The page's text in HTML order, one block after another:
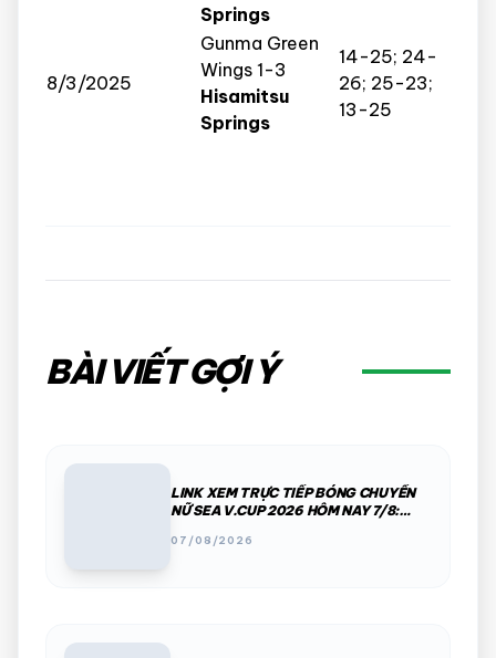
Springs
8/3/2025
Gunma Green
Wings 1-3
Hisamitsu
Springs
14-25; 24-
26; 25-23;
13-25
BÀI VIẾT GỢI Ý
LINK XEM TRỰC TIẾP BÓNG CHUYỀN
NỮ SEA V.CUP 2026 HÔM NAY 7/8:
07/08/2026